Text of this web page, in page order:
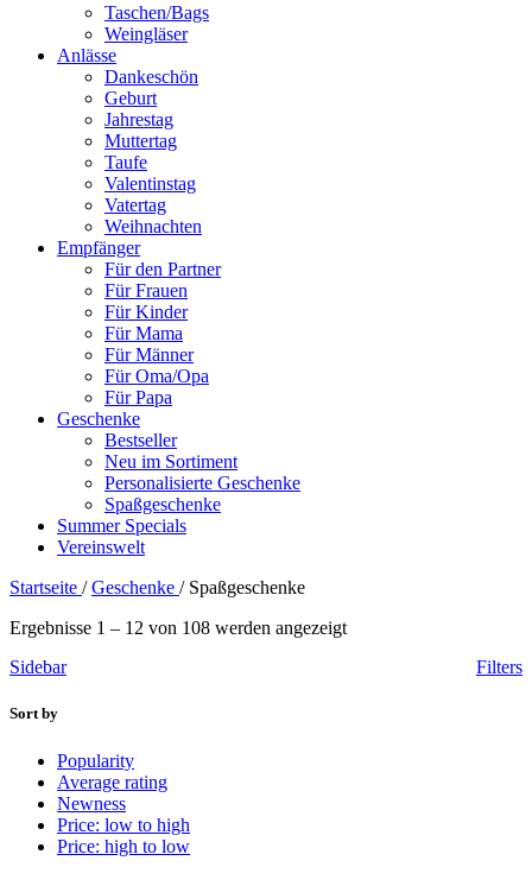
Taschen/Bags
Weingläser
Anlässe
Dankeschön
Geburt
Jahrestag
Muttertag
Taufe
Valentinstag
Vatertag
Weihnachten
Empfänger
Für den Partner
Für Frauen
Für Kinder
Für Mama
Für Männer
Für Oma/Opa
Für Papa
Geschenke
Bestseller
Neu im Sortiment
Personalisierte Geschenke
Spaßgeschenke
Summer Specials
Vereinswelt
Startseite / Geschenke / Spaßgeschenke
Ergebnisse 1 – 12 von 108 werden angezeigt
Sidebar
Filters
Sort by
Popularity
Average rating
Newness
Price: low to high
Price: high to low